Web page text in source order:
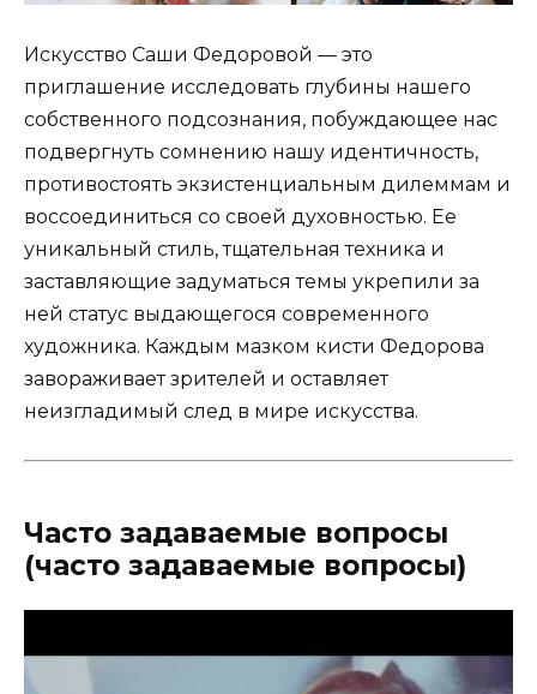
Искусство Саши Федоровой — это
приглашение исследовать глубины нашего
собственного подсознания, побуждающее нас
подвергнуть сомнению нашу идентичность,
противостоять экзистенциальным дилеммам и
воссоединиться со своей духовностью. Ее
уникальный стиль, тщательная техника и
заставляющие задуматься темы укрепили за
ней статус выдающегося современного
художника. Каждым мазком кисти Федорова
завораживает зрителей и оставляет
неизгладимый след в мире искусства.
Часто задаваемые вопросы
(часто задаваемые вопросы)